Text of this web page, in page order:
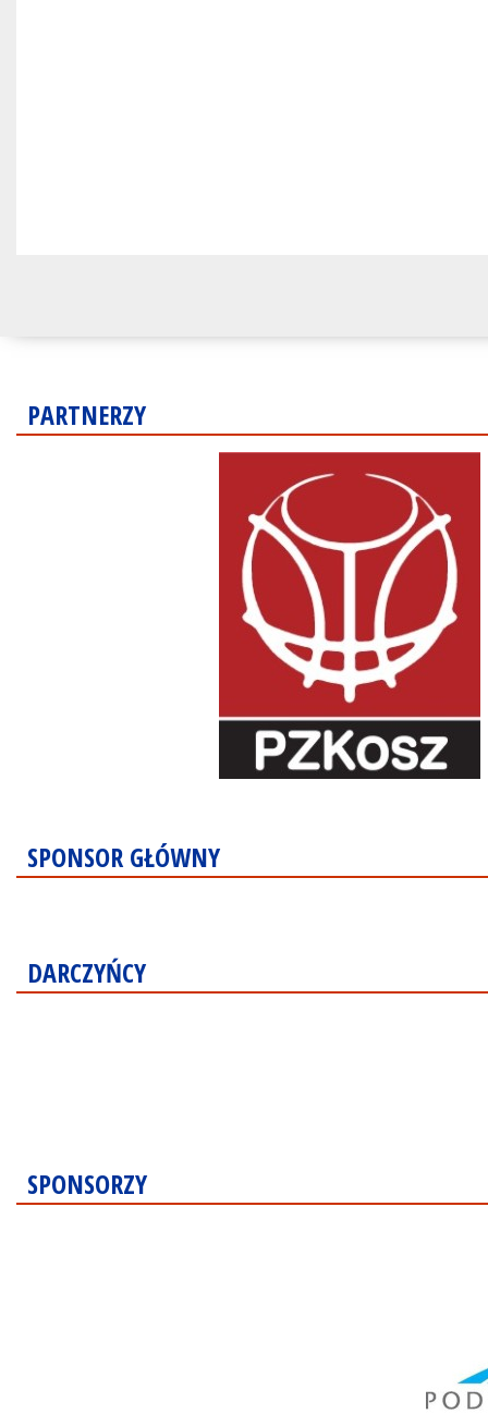
PARTNERZY
SPONSOR GŁÓWNY
DARCZYŃCY
SPONSORZY